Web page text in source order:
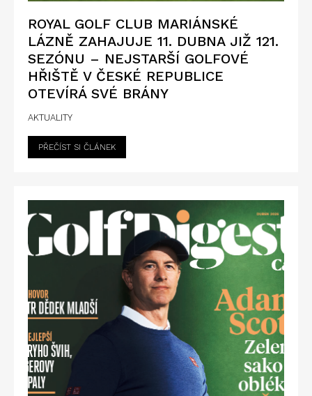
ROYAL GOLF CLUB MARIÁNSKÉ
LÁZNĚ ZAHAJUJE 11. DUBNA JIŽ 121.
SEZÓNU – NEJSTARŠÍ GOLFOVÉ
HŘIŠTĚ V ČESKÉ REPUBLICE
OTEVÍRÁ SVÉ BRÁNY
AKTUALITY
PŘEČÍST SI ČLÁNEK